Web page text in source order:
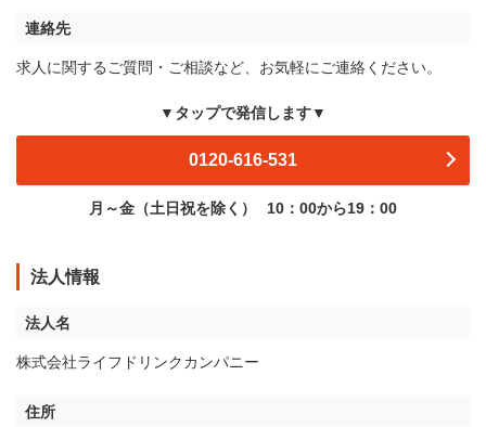
連絡先
求人に関するご質問・ご相談など、お気軽にご連絡ください。
▼タップで発信します▼
0120-616-531
月～金（土日祝を除く） 10：00から19：00
法人情報
法人名
株式会社ライフドリンクカンパニー
住所